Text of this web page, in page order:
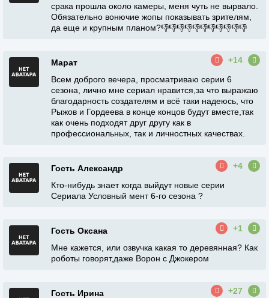
срака прошла около камеры, меня чуть не вырвало.
Обязательно вонючие жопы показывать зрителям,
да еще и крупным планом?👎👎👎👎👎👎👎👎👎👎👎
Марат
+14
Всем доброго вечера, просматриваю серии 6
сезона, лично мне сериал нравится,за что выражаю
благодарность создателям и всё таки надеюсь, что
Рыжов и Гордеева в конце концов будут вместе,так
как очень подходят друг другу как в
профессиональных, так и личностных качествах.
Гость Александр
+4
Кто-нибудь знает когда выйдут новые серии
Сериала Условный мент 6-го сезона ?
Гость Оксана
+1
Мне кажется, или озвучка какая то деревянная? Как
роботы говорят,даже Ворон с Джокером
Гость Ирина
+27